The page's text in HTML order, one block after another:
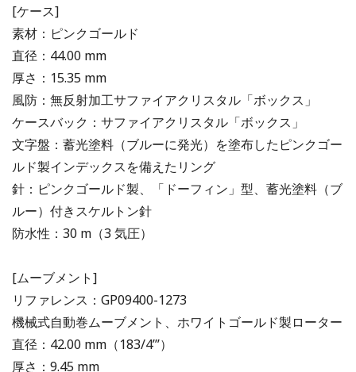
[ケース]
素材：ピンクゴールド
直径：44.00 mm
厚さ：15.35 mm
風防：無反射加工サファイアクリスタル「ボックス」
ケースバック：サファイアクリスタル「ボックス」
文字盤：蓄光塗料（ブルーに発光）を塗布したピンクゴー
ルド製インデックスを備えたリング
針：ピンクゴールド製、「ドーフィン」型、蓄光塗料（ブ
ルー）付きスケルトン針
防水性：30 m（3 気圧）
[ムーブメント]
リファレンス：GP09400-1273
機械式自動巻ムーブメント、ホワイトゴールド製ローター
直径：42.00 mm（183/4’’’）
厚さ：9.45 mm